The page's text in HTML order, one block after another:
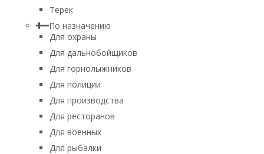
Терек
По назначению
Для охраны
Для дальнобойщиков
Для горнолыжников
Для полиции
Для производства
Для ресторанов
Для военных
Для рыбалки